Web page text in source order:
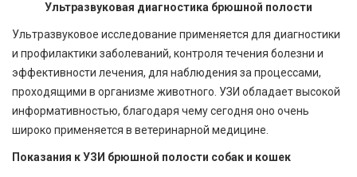
Ультразвуковая диагностика брюшной полости
Ультразвуковое исследование применяется для диагностики
и профилактики заболеваний, контроля течения болезни и
эффективности лечения, для наблюдения за процессами,
проходящими в организме животного. УЗИ обладает высокой
информативностью, благодаря чему сегодня оно очень
широко применяется в ветеринарной медицине.
Показания к УЗИ брюшной полости собак и кошек